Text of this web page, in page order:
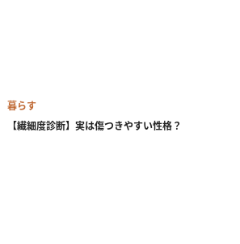
暮らす
【繊細度診断】実は傷つきやすい性格？